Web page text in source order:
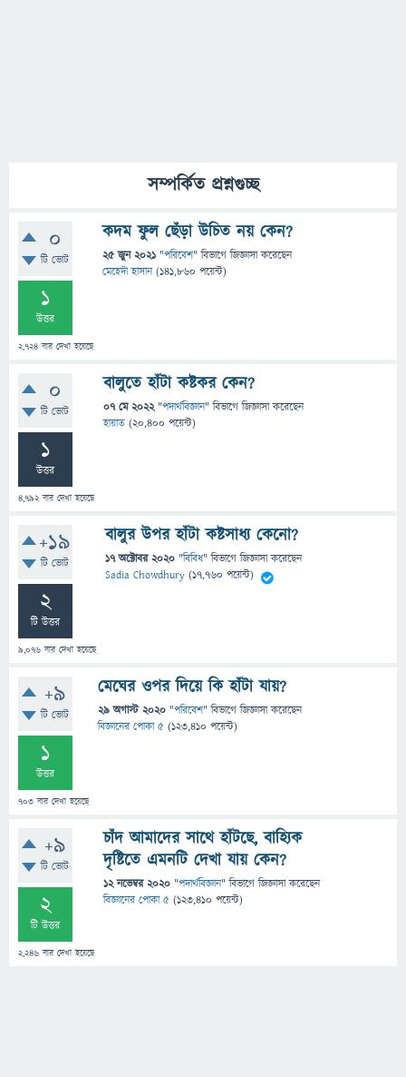
সম্পর্কিত প্রশ্নগুচ্ছ
0
টি ভোট
1
উত্তর
2,724 বার দেখা হয়েছে
কদম ফুল ছেঁড়া উচিত নয় কেন?
25 জুন 2021 "পরিবেশ" বিভাগে জিজ্ঞাসাকরেছেন
মেহেদী হাসান (141,860 পয়েন্ট)
0
টি ভোট
1
উত্তর
4,792বার দেখা হয়েছে
বালুতে হাঁটা কষ্টকর কেন?
07 মে 2022 "পদার্থবিজ্ঞান" বিভাগে জিজ্ঞাসাকরেছেন
হায়াত (20,400 পয়েন্ট)
+19
টি ভোট
2
টি উত্তর
9,076 বার দেখা হয়েছে
বালুর উপর হাঁটা কষ্টসাধ্য কেনো?
17 অক্টোবর 2020 "বিবিধ" বিভাগে জিজ্ঞাসাকরেছেন
Sadia Chowdhury (17,760 পয়েন্ট)
+9
টি ভোট
1
উত্তর
703 বার দেখা হয়েছে
মেঘের ওপর দিয়ে কি হাঁটা যায়?
29 অগাস্ট 2020 "পরিবেশ" বিভাগে জিজ্ঞাসাকরেছেন
বিজ্ঞানের পোকা ৫ (123,410 পয়েন্ট)
+9
টি ভোট
2
টি উত্তর
2,246 বার দেখা হয়েছে
চাঁদ আমাদের সাথে হাঁটছে, বাহ্যিক
দৃষ্টিতে এমনটি দেখা যায় কেন?
12 নভেম্বর 2020 "পদার্থবিজ্ঞান" বিভাগে জিজ্ঞাসাকরেছেন
বিজ্ঞানের পোকা ৫ (123,410 পয়েন্ট)